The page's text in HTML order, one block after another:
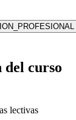
curso
lectivas